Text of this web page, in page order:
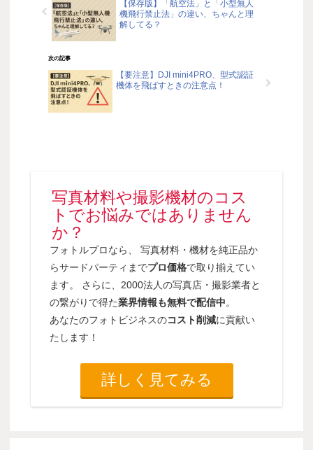
【保存版】「航空法」と「小型無人
機飛行禁止法」の違い、ちゃんと理
解してる？
次の記事
【要注意】DJI mini4PRO、型式認証
機体を飛ばすときの注意点！
写真材料や撮影機材のコス
トでお悩みではありません
か？
フォトルプロなら、 写真材料・機材を純正品か
らサードパーティまでプロ価格で取り揃えてい
ます。 さらに、2000法人の写真店・撮影業者と
の繋がりで得た業界情報も無料で配信中。
あなたのフォトビジネスのコスト削減に貢献い
たします！
詳しく見てみる